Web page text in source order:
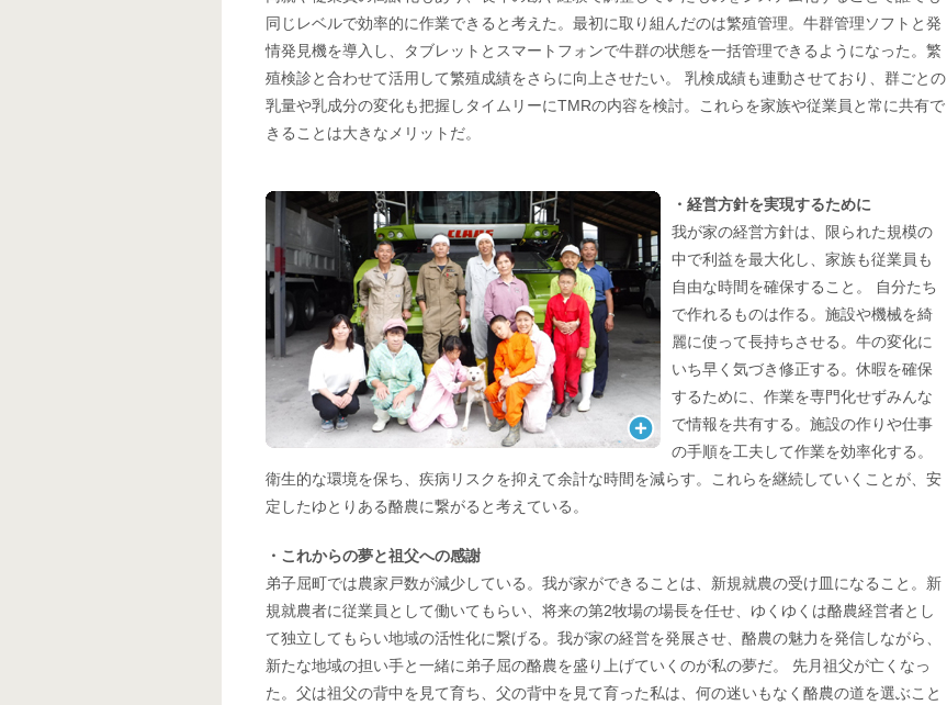
同じレベルで効率的に作業できると考えた。最初に取り組んだのは繁殖管理。牛群管理ソフトと発
情発見機を導入し、タブレットとスマートフォンで牛群の状態を一括管理できるようになった。繁
殖検診と合わせて活用して繁殖成績をさらに向上させたい。 乳検成績も連動させており、群ごとの
乳量や乳成分の変化も把握しタイムリーにTMRの内容を検討。これらを家族や従業員と常に共有で
きることは大きなメリットだ。
・経営方針を実現するために
我が家の経営方針は、限られた規模の
中で利益を最大化し、家族も従業員も
自由な時間を確保すること。 自分たち
で作れるものは作る。施設や機械を綺
麗に使って長持ちさせる。牛の変化に
いち早く気づき修正する。休暇を確保
するために、作業を専門化せずみんな
で情報を共有する。施設の作りや仕事
の手順を工夫して作業を効率化する。
衛生的な環境を保ち、疾病リスクを抑えて余計な時間を減らす。これらを継続していくことが、安
定したゆとりある酪農に繋がると考えている。
・これからの夢と祖父への感謝
弟子屈町では農家戸数が減少している。我が家ができることは、新規就農の受け皿になること。新
規就農者に従業員として働いてもらい、将来の第2牧場の場長を任せ、ゆくゆくは酪農経営者とし
て独立してもらい地域の活性化に繋げる。我が家の経営を発展させ、酪農の魅力を発信しながら、
新たな地域の担い手と一緒に弟子屈の酪農を盛り上げていくのが私の夢だ。 先月祖父が亡くなっ
た。父は祖父の背中を見て育ち、父の背中を見て育った私は、何の迷いもなく酪農の道を選ぶこと